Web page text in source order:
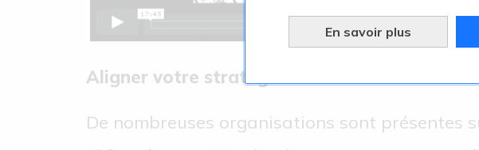
En savoir plus
Aligner votre stratégie de médias sociaux
De nombreuses organisations sont présentes